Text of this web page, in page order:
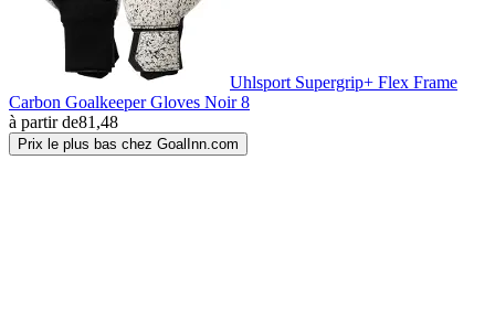
Uhlsport Supergrip+ Flex Frame
Carbon Goalkeeper Gloves Noir 8
à partir de81,48
Prix le plus bas chez GoalInn.com